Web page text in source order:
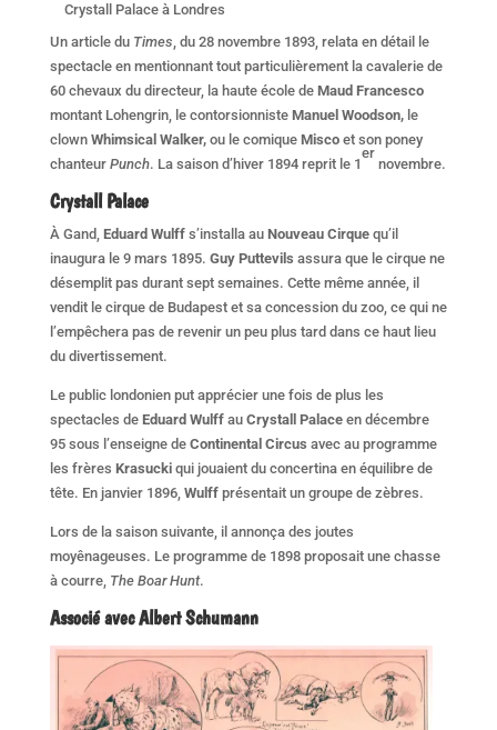
Crystall Palace à Londres
Un article du Times , du 28 novembre 1893, relata en détail le
spectacle en mentionnant tout particulièrement la cavalerie de
60 chevaux du directeur, la haute école deMaud Francesco
montant Lohengrin, le contorsionniste Manuel Woodson,le
clown Whimsical Walker, ou le comique Miscoet son poney
chanteur Punch. La saison d’hiver 1894 reprit le 1
er
novembre.
Crystall Palace
À Gand, Eduard Wulff s’installa au Nouveau Cirquequ’il
inaugura le 9 mars 1895. Guy Puttevils assura que le cirque ne
désemplit pas durant sept semaines. Cette même année, il
vendit le cirque de Budapest et sa concession du zoo, ce qui ne
l’empêchera pas de revenir un peu plus tard dans ce haut lieu
du divertissement.
Le public londonien put apprécier une fois de plus les
spectacles de Eduard Wulffau Crystall Palaceen décembre
95 sous l’enseigne de Continental Circus avec au programme
les frères Krasucki qui jouaient du concertina en équilibre de
tête. En janvier 1896, Wulffprésentait un groupe de zèbres.
Lors de la saison suivante, il annonça des joutes
moyênageuses. Le programme de 1898 proposait une chasse
à courre, The Boar Hunt.
Associé avec Albert Schumann